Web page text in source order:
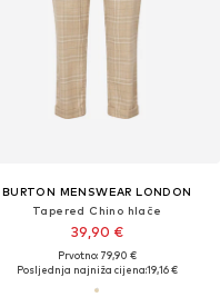
BURTON MENSWEAR LONDON
Tapered Chino hlače
39,90 €
Prvotno: 79,90 €
Posljednja najniža cijena:19,16 €